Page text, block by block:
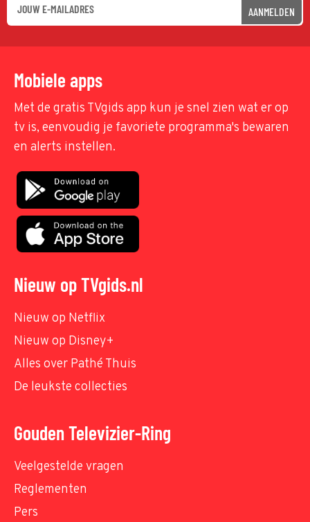
AANMELDEN
Mobiele apps
Met de gratis TVgids app kun je snel zien wat er op
tv is, eenvoudig je favoriete programma's bewaren
en alerts instellen.
Nieuw op TVgids.nl
Nieuw op Netflix
Nieuw op Disney+
Alles over Pathé Thuis
De leukste collecties
Gouden Televizier-Ring
Veelgestelde vragen
Reglementen
Pers